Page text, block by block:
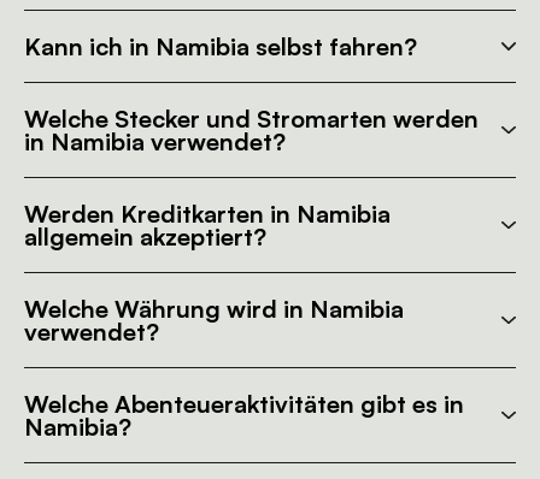
Kann ich in Namibia selbst fahren?
Welche Stecker und Stromarten werden
in Namibia verwendet?
Werden Kreditkarten in Namibia
allgemein akzeptiert?
Welche Währung wird in Namibia
verwendet?
Welche Abenteueraktivitäten gibt es in
Namibia?